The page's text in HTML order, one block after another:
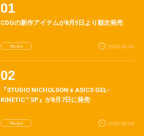
CDGの新作アイテムが8月5日より順次発売
News 2026.08.04
『STUDIO NICHOLSON x ASICS GEL-
KINETIC™ SP』が8月7日に発売
News 2026.08.04